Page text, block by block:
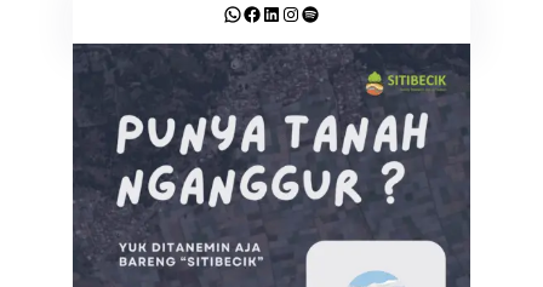
WhatsApp Facebook LinkedIn Instagram Spotify